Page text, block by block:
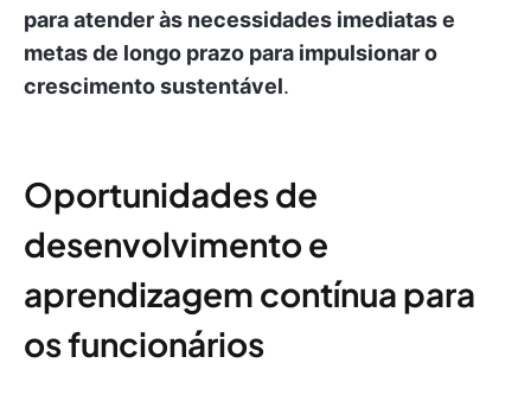
para atender às necessidades imediatas e
metas de longo prazo para impulsionar o
crescimento sustentável.
Oportunidades de
desenvolvimento e
aprendizagem contínua para
os funcionários